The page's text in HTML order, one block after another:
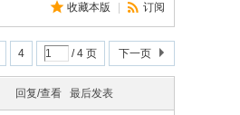
收藏本版 订阅
4 / 4 页 下一页
回复/查看 最后发表